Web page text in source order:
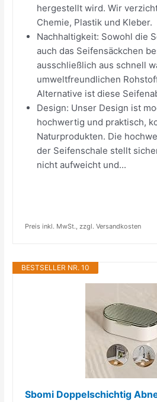
hergestellt wird. Wir
Chemie, Plastik und Kleber.
Nachhaltigkeit: Sowohl die
auch das Seifensäckchen
ausschließlich aus schnell
umweltfreundlichen
Alternative ist diese
Design: Unser Design ist
hochwertig und praktisch,
Naturprodukten. Die
der Seifenschale stellt
nicht aufweicht und...
Preis inkl. MwSt., zzgl. Versandkosten
BESTSELLER NR. 10
Sbomi Doppelschichtig